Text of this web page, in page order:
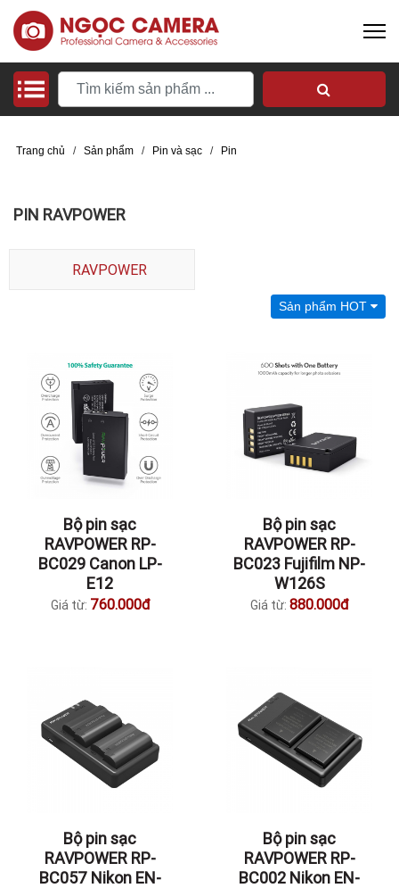
Trang chủ / Sản phẩm / Pin và sạc / Pin
PIN RAVPOWER
RAVPOWER
Sản phẩm HOT
Bộ pin sạc
RAVPOWER RP-
BC029 Canon LP-
E12
Giá từ: 760.000đ
Bộ pin sạc
RAVPOWER RP-
BC023 Fujifilm NP-
W126S
Giá từ: 880.000đ
Bộ pin sạc
RAVPOWER RP-
BC057 Nikon EN-
Bộ pin sạc
RAVPOWER RP-
BC002 Nikon EN-